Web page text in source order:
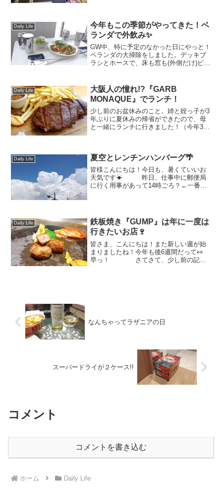
いけど、帰れない。もう少しだ...
Daily Life
今年もこの季節がやってきた！ベ
ランダで外飲み✨
GW中、特に予定のなかった日にやっと！
ベランダの大掃除をしました。デッキブ
ラシとホースで、床も窓も(外側だけ)ピカ
って、ちょうど1年前にも同じ記事をあげ
ていました↓↓↓...
Daily Life
大阪人の憧れ!?『GARB
MONAQUE』でランチ！
少し前のお盆休みのこと。姉と姪っ子が3
年ぶりに夏休みの帰省ができたので、母
と一緒にランチに行きました！（今年3月
く久しぶり...
Daily Life 夏空とレンチンハンバーグ🌴
皆様こんにちは！今日も、暑くていいお
天気です☀ 昨日、仕事中に郵便局
に行く用事があって14時ごろ？←一番暑
てるところがすっごい眩...
Daily Life
鉄板焼き『GUMP』は年に一度は
行きたいお店🍷
皆さま、こんにちは！また新しい週が始
まりましたね！今年も後6週間だって👀
早っ！ さてさて、少し前の記事
なんちゃってラザニアの日
スーパードライが２ケース!!
コメント
コメントを書き込む
ホーム Daily Life